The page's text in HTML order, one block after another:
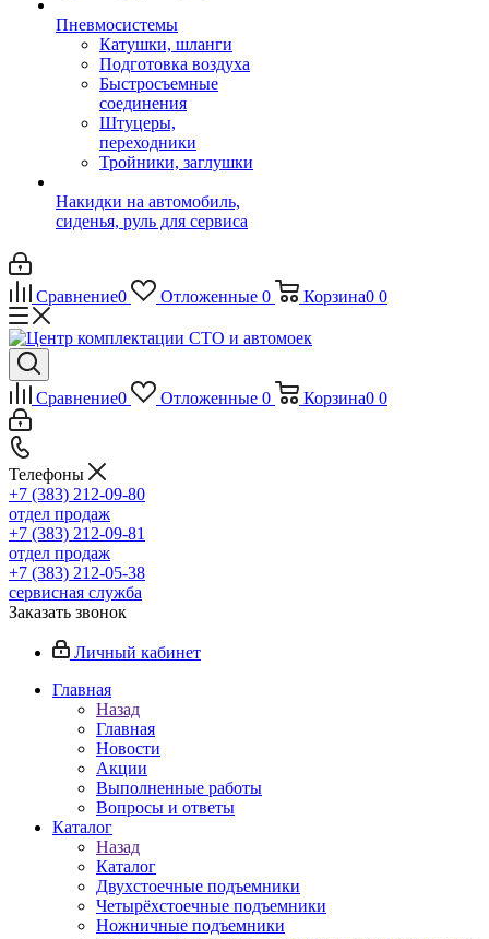
Пневмосистемы
Катушки, шланги
Подготовка воздуха
Быстросъемные
соединения
Штуцеры,
переходники
Тройники, заглушки
Накидки на автомобиль,
сиденья, руль для сервиса
Сравнение0 Отложенные 0 Корзина0 0
Сравнение0 Отложенные 0 Корзина0 0
Телефоны
+7 (383) 212-09-80
отдел продаж
+7 (383) 212-09-81
отдел продаж
+7 (383) 212-05-38
сервисная служба
Заказать звонок
Личный кабинет
Главная
Назад
Главная
Новости
Акции
Выполненные работы
Вопросы и ответы
Каталог
Назад
Каталог
Двухстоечные подъемники
Четырёхстоечные подъемники
Ножничные подъемники